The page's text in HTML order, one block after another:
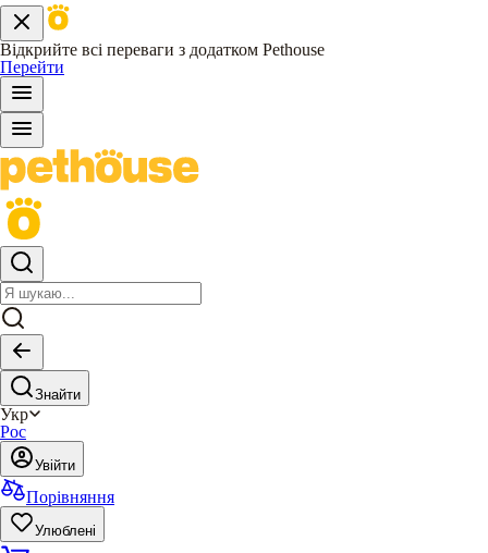
Відкрийте всі переваги з додатком Pethouse
Перейти
Знайти
Укр
Рос
Увійти
Порівняння
Улюблені